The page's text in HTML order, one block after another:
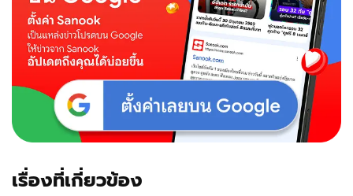
เรื่องที่เกี่ยวข้อง